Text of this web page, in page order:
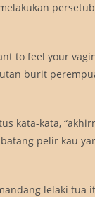
to feel your
burit
kata-kata,
pelir kau
lelaki tua